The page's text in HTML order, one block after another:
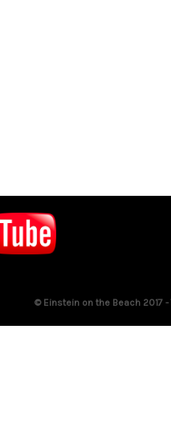
© Einstein on the Beach 2017